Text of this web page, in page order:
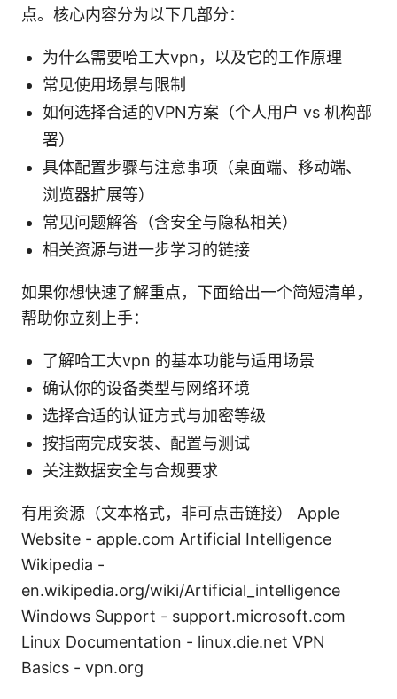
点。核心内容分为以下几部分：
为什么需要哈工大vpn，以及它的工作原理
常见使用场景与限制
如何选择合适的VPN方案（个人用户 vs 机构部
署）
具体配置步骤与注意事项（桌面端、移动端、
浏览器扩展等）
常见问题解答（含安全与隐私相关）
相关资源与进一步学习的链接
如果你想快速了解重点，下面给出一个简短清单，
帮助你立刻上手：
了解哈工大vpn 的基本功能与适用场景
确认你的设备类型与网络环境
选择合适的认证方式与加密等级
按指南完成安装、配置与测试
关注数据安全与合规要求
有用资源（文本格式，非可点击链接） Apple
Website - apple.com Artificial Intelligence
Wikipedia -
en.wikipedia.org/wiki/Artificial_intelligence
Windows Support - support.microsoft.com
Linux Documentation - linux.die.net VPN
Basics - vpn.org